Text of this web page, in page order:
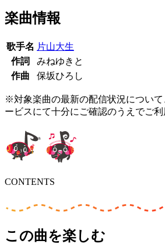
楽曲情報
歌手名 片山大生
作詞
みねゆきと
作曲
保坂ひろし
※対象楽曲の最新の配信状況について
ービスにて十分にご確認のうえでご利
CONTENTS
この曲を楽しむ